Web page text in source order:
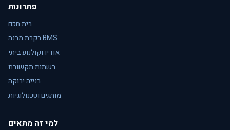
פתרונות
בית חכם
בקרת מבנה BMS
אודיו וקולנוע ביתי
רשתות תקשורת
בנייה ירוקה
מותגים וטכנולוגיות
למי זה מתאים